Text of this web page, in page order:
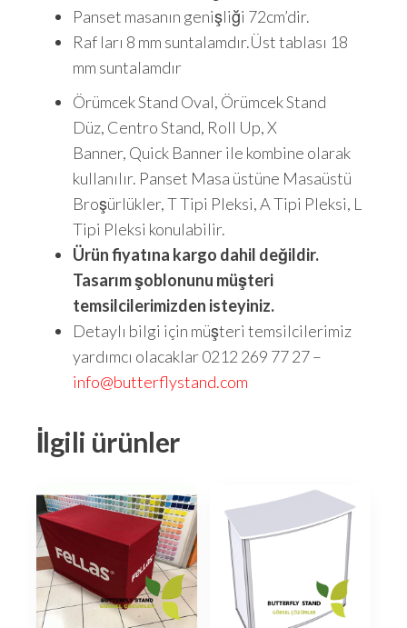
Panset masanın genişliği 72cm’dir.
Raf ları 8 mm suntalamdır.Üst tablası 18
mm suntalamdır
Örümcek Stand Oval, Örümcek Stand
Düz, Centro Stand, Roll Up, X
Banner, Quick Banner ile kombine olarak
kullanılır. Panset Masa üstüne Masaüstü
Broşürlükler, T Tipi Pleksi, A Tipi Pleksi, L
Tipi Pleksi konulabilir.
Ürün fiyatına kargo dahil değildir.
Tasarım şoblonunu müşteri
temsilcilerimizden isteyiniz.
Detaylı bilgi için müşteri temsilcilerimiz
yardımcı olacaklar 0212 269 77 27 –
info@butterflystand.com
İlgili ürünler